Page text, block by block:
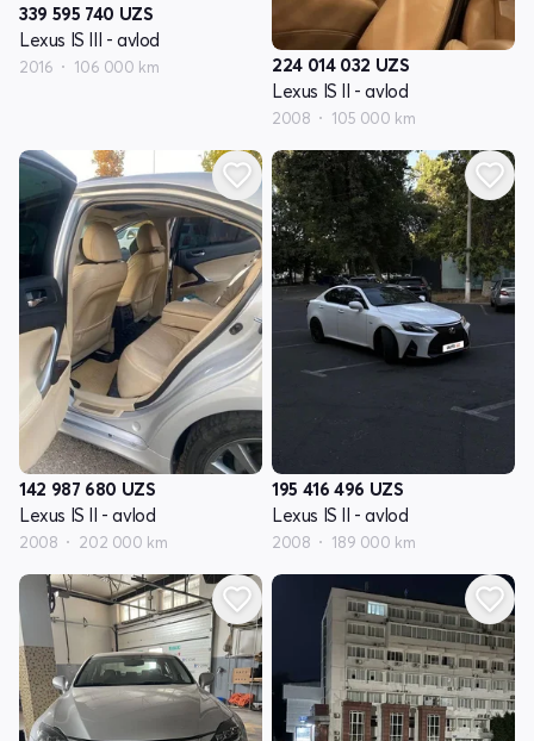
339 595 740 UZS
Lexus IS III - avlod
2016 106 000 km 224 014 032 UZS
Lexus IS II - avlod
2008 105 000 km
142 987 680 UZS
Lexus IS II - avlod
2008 202 000 km
195 416 496 UZS
Lexus IS II - avlod
2008 189 000 km